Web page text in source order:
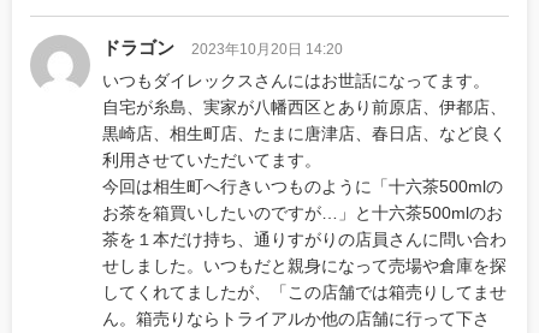
ドラゴン 2023年10月20日 14:20
いつもダイレックスさんにはお世話になってます。
自宅が糸島、実家が八幡西区とあり前原店、伊都店、
黒崎店、相生町店、たまに唐津店、春日店、など良く
利用させていただいてます。
今回は相生町へ行きいつものように「十六茶500mlの
お茶を箱買いしたいのですが…」と十六茶500mlのお
茶を１本だけ持ち、通りすがりの店員さんに問い合わ
せしました。いつもだと親身になって売場や倉庫を探
してくれてましたが、「この店舗では箱売りしてませ
ん。箱売りならトライアルか他の店舗に行って下さ